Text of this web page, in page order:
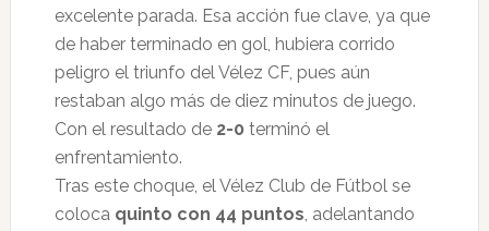
excelente parada. Esa acción fue clave, ya que
de haber terminado en gol, hubiera corrido
peligro el triunfo del Vélez CF, pues aún
restaban algo más de diez minutos de juego.
Con el resultado de2-0 terminó el
enfrentamiento.
Tras este choque, el Vélez Club de Fútbol se
coloca quinto con 44 puntos, adelantando